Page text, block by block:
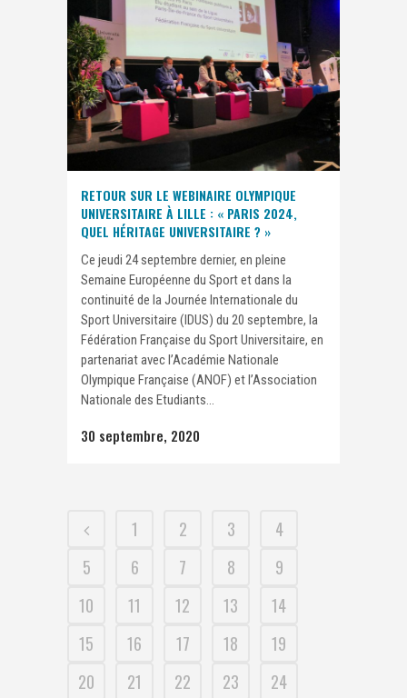
RETOUR SUR LE WEBINAIRE OLYMPIQUE
UNIVERSITAIRE À LILLE : « PARIS 2024,
QUEL HÉRITAGE UNIVERSITAIRE ? »
Ce jeudi 24 septembre dernier, en pleine
Semaine Européenne du Sport et dans la
continuité de la Journée Internationale du
Sport Universitaire (IDUS) du 20 septembre, la
Fédération Française du Sport Universitaire, en
partenariat avec l’Académie Nationale
Olympique Française (ANOF) et l’Association
Nationale des Etudiants...
30 septembre, 2020
1 2 3
4
5
6 7 8
9
10
11 12 13
14
15
16 17 18
19
20
21 22 23
24